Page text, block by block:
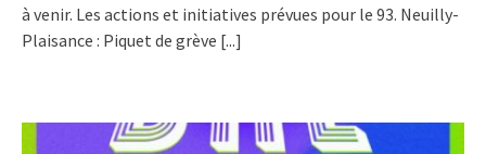
à venir. Les actions et initiatives prévues pour le 93. Neuilly-
Plaisance : Piquet de grève [...]